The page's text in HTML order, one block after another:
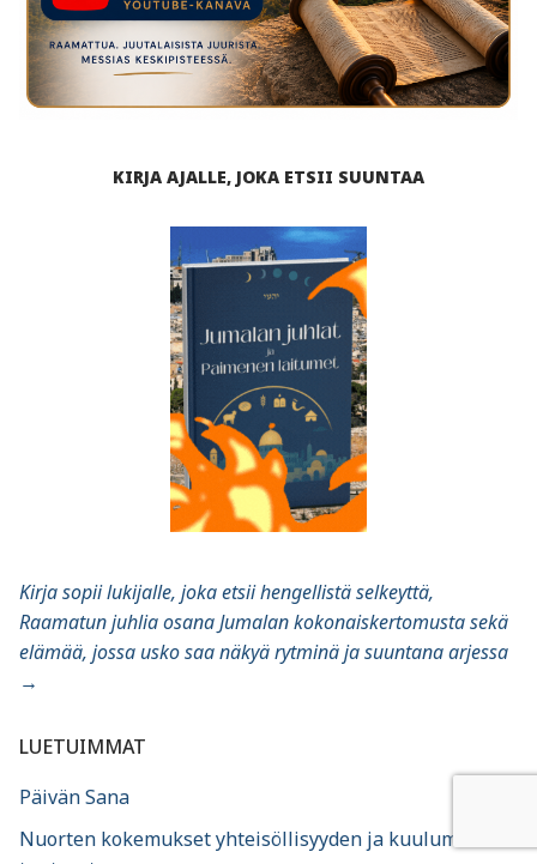
KIRJA AJALLE, JOKA ETSII SUUNTAA
Kirja sopii lukijalle, joka etsii hengellistä selkeyttä,
Raamatun juhlia osana Jumalan kokonaiskertomusta sekä
elämää, jossa usko saa näkyä rytminä ja suuntana arjessa
→
LUETUIMMAT
Päivän Sana
Nuorten kokemukset yhteisöllisyyden ja kuulumisen